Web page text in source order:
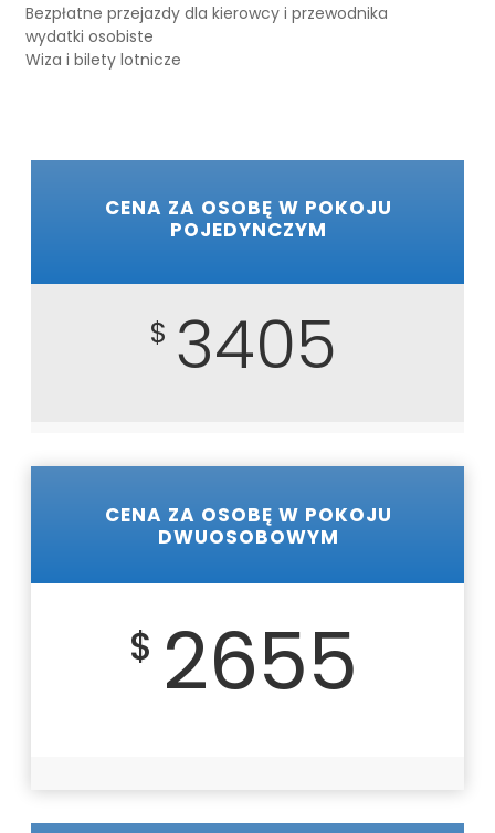
Bezpłatne przejazdy dla kierowcy i przewodnika
wydatki osobiste
Wiza i bilety lotnicze
CENA ZA OSOBĘ W POKOJU
POJEDYNCZYM
$ 3405
CENA ZA OSOBĘ W POKOJU
DWUOSOBOWYM
$ 2655